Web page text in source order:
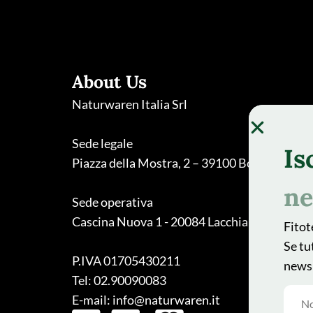
About Us
Naturwaren Italia Srl
Sede legale
Piazza della Mostra, 2 – 39100 Bolzano
Sede operativa
Cascina Nuova 1 - 20084 Lacchiarella (MI)
P.IVA 01705430211
Tel: 02.90090083
E-mail: info@naturwaren.it
Se